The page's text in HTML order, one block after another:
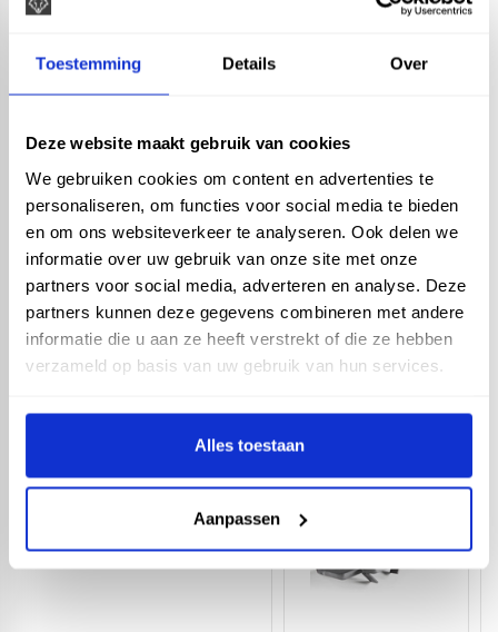
Toestemming Details Over
Deze website maakt gebruik van cookies
We gebruiken cookies om content en advertenties te
personaliseren, om functies voor social media te bieden
en om ons websiteverkeer te analyseren. Ook delen we
informatie over uw gebruik van onze site met onze
partners voor social media, adverteren en analyse. Deze
partners kunnen deze gegevens combineren met andere
informatie die u aan ze heeft verstrekt of die ze hebben
verzameld op basis van uw gebruik van hun services.
Alles toestaan
Aanpassen
Ecoplanc connect - Grijs
- 11,5cm x 15cm x
100cm